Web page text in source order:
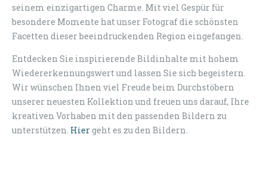
seinem einzigartigen Charme. Mit viel Gespür für
besondere Momente hat unser Fotograf die schönsten
Facetten dieser beeindruckenden Region eingefangen.
Entdecken Sie inspirierende Bildinhalte mit hohem
Wiedererkennungswert und lassen Sie sich begeistern.
Wir wünschen Ihnen viel Freude beim Durchstöbern
unserer neuesten Kollektion und freuen uns darauf, Ihre
kreativen Vorhaben mit den passenden Bildern zu
unterstützen. Hiergeht es zu den Bildern.